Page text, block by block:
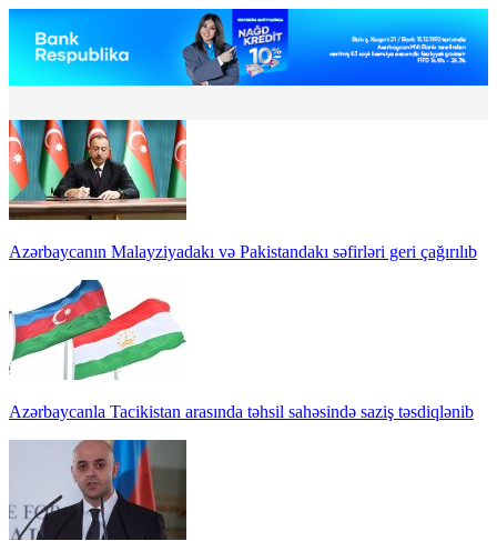
Azərbaycanın Malayziyadakı və Pakistandakı səfirləri geri çağırılıb
Azərbaycanla Tacikistan arasında təhsil sahəsində saziş təsdiqlənib